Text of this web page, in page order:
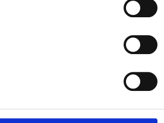
2026
més intensos d’aquest